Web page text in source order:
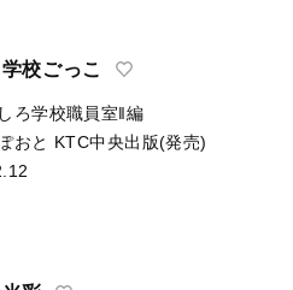
校ごっこ
ろ学校職員室‖編
おと KTC中央出版(発売)